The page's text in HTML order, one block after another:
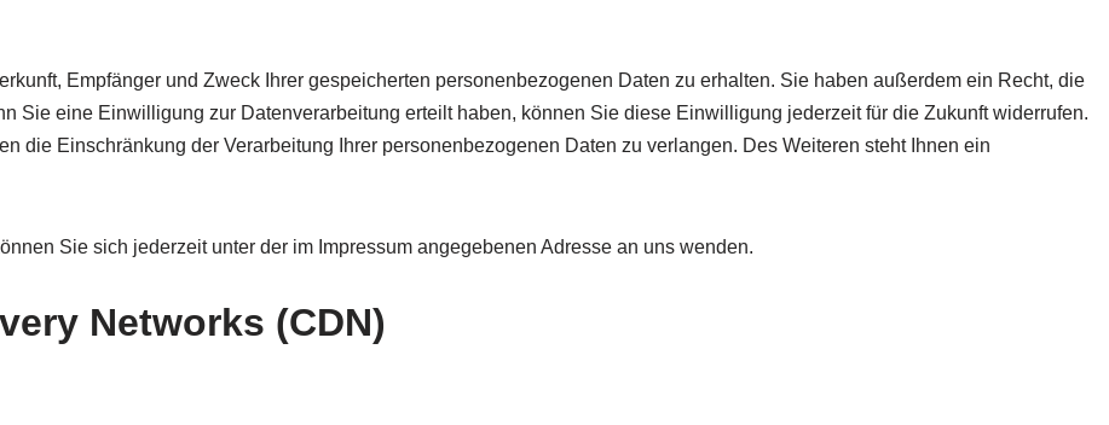
Empfänger und Zweck Ihrer gespeicherten personenbezogenen Daten zu erhalten. Sie haben außerdem ein Recht, die
Sie eine Einwilligung zur Datenverarbeitung erteilt haben, können Sie diese Einwilligung jederzeit für die Zukunft widerrufen.
die Einschränkung der Verarbeitung Ihrer personenbezogenen Daten zu verlangen. Des Weiteren steht Ihnen ein
Sie sich jederzeit unter der im Impressum angegebenen Adresse an uns wenden.
Networks (CDN)